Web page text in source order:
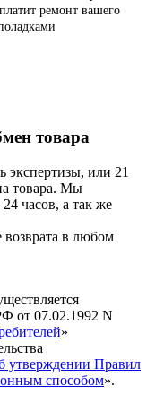
ремонт вашего
товара
экспертизы, или 21
товара. Мы
часов, а так же
в любом
от 07.02.1992 N
»
утверждении Правил
способом».